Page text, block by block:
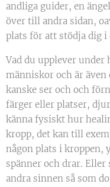
andliga guider, en
över till andra sidan,
plats för att stödja dig i
Vad du upplever under
människor och är
kanske ser och och
färger eller platser,
känna fysiskt hur
kropp, det kan till
någon plats i kroppen,
spänner och drar. Eller
andra sinnen så som